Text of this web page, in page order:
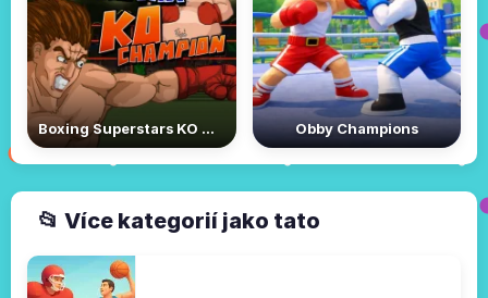
Boxing Superstars KO Champion Obby Champions
📂 Více kategorií jako tato